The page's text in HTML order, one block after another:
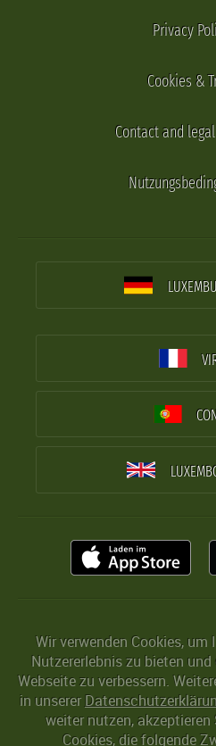
Privacy
Cookies &
Contact and
Wir verwenden Cookies,
Nutzererlebnis zu bieten
Webseite zu verbessern.
in unserer
weiter nutzen, akzeptieren
Cookies, die folgende